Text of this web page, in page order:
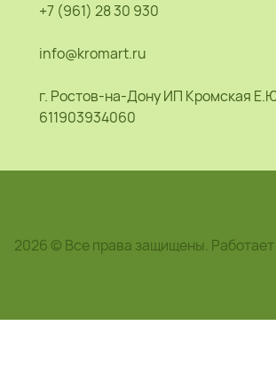
+7 (961) 28 30 930
info@kromart.ru
г. Ростов-на-Дону ИП Кромская
611903934060
2026 © Все права защищены. Работает